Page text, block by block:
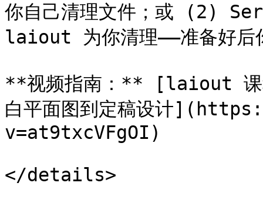
你自己清理文件；或 (2)
laiout 为你清理——准备好后
**视频指南：** [laiout
白平面图到定稿设计
v=at9txcVFgOI)
</details>